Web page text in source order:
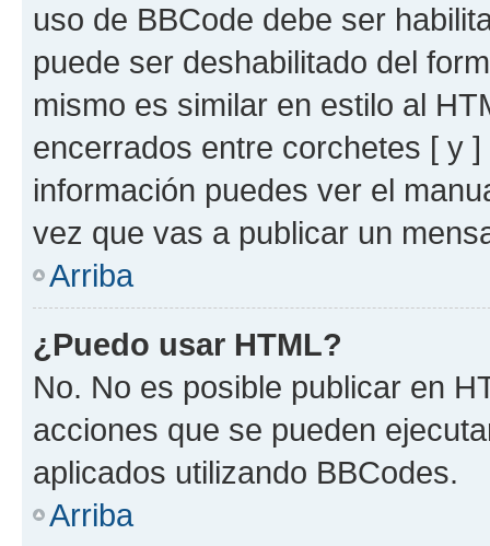
uso de BBCode debe ser
puede ser deshabilitado del
mismo es similar en estilo al
encerrados entre corchetes [ y
información puedes ver el
vez que vas a publicar un
Arriba
¿Puedo usar HTML?
No. No es posible publicar en
acciones que se pueden
aplicados utilizando BBCodes.
Arriba